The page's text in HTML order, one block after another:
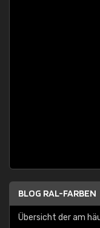
BLOG RAL-FARBEN
Übersicht der am